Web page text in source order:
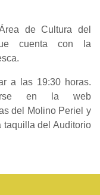
de Cultura del
cuenta con la
a las 19:30 horas.
en la web
del Molino Periel y
taquilla del Auditorio